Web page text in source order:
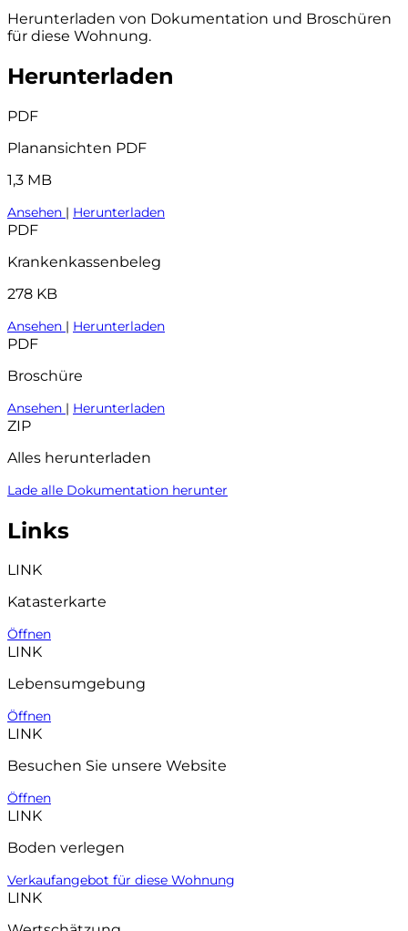
Herunterladen von Dokumentation und Broschüren
für diese Wohnung.
Herunterladen
PDF
Planansichten PDF
1,3 MB
Ansehen | Herunterladen
PDF
Krankenkassenbeleg
278 KB
Ansehen | Herunterladen
PDF
Broschüre
Ansehen | Herunterladen
ZIP
Alles herunterladen
Lade alle Dokumentation herunter
Links
LINK
Katasterkarte
Öffnen
LINK
Lebensumgebung
Öffnen
LINK
Besuchen Sie unsere Website
Öffnen
LINK
Boden verlegen
Verkaufangebot für diese Wohnung
LINK